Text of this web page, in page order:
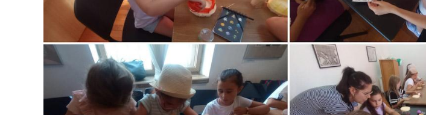
„Temperaturile extreme nu reprezintă doar un disconfort, ci un risc
poate avea consecințe grave asupra sănătății lucrătorilor. Obiectivul
aplicarea de sancțiuni, ci prevenirea accidentelor și a incidentelor
caniculă. Protejarea salariaților trebuie să fie o prioritate. O sticlă cu
umbră sau adaptarea programului de lucru pot face diferența atunci
temperaturile ating valori extreme”.